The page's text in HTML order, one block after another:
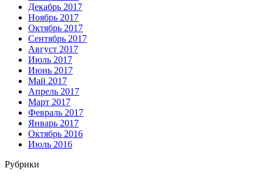
Декабрь 2017
Ноябрь 2017
Октябрь 2017
Сентябрь 2017
Август 2017
Июль 2017
Июнь 2017
Май 2017
Апрель 2017
Март 2017
Февраль 2017
Январь 2017
Октябрь 2016
Июль 2016
Рубрики